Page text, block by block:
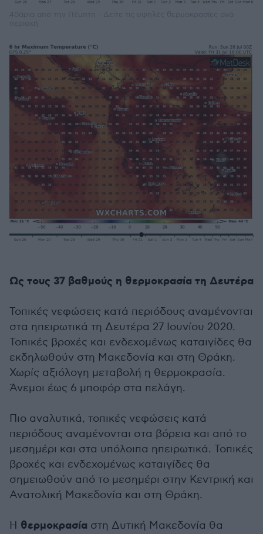
Ως τους 37 βαθμούς η θερμοκρασία τη Δευτέρα
Τοπικές νεφώσεις κατά περιόδους αναμένονται
στα ηπειρωτικά τη Δευτέρα 27 Ιουνίου 2020.
Τοπικές βροχές και ενδεχομένως καταιγίδες θα
εκδηλωθούν στη Μακεδονία και στη Θράκη.
Χωρίς αξιόλογη μεταβολή η θερμοκρασία.
Άνεμοι έως 6 μποφόρ στα πελάγη.
Πιο αναλυτικά, τοπικές νεφώσεις κατά
περιόδους αναμένονται στα βόρεια και από το
μεσημέρι και στα υπόλοιπα ηπειρωτικά. Τοπικές
βροχές και ενδεχομένως καταιγίδες θα
σημειωθούν από το μεσημέρι στην Κεντρική και
Ανατολική Μακεδονία και στη Θράκη.
Η θερμοκρασία στη Δυτική Μακεδονία θα